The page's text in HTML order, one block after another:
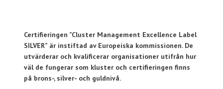
Certifieringen ”Cluster Management Excellence Label
SILVER” är instiftad av Europeiska kommissionen. De
utvärderar och kvalificerar organisationer utifrån hur
väl de fungerar som kluster och certifieringen finns
på brons-, silver- och guldnivå.